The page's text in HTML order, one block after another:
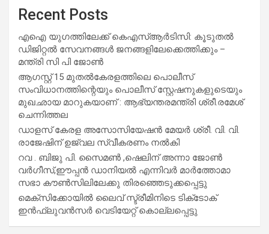
Recent Posts
എഐ യുഗത്തിലേക്ക് കെഎസ്ആർടിസി: കൂടുതൽ
ഡിജിറ്റൽ സേവനങ്ങൾ ജനങ്ങളിലേക്കെത്തിക്കും –
മന്ത്രി സി പി ജോൺ
ആഗസ്റ്റ് 15 മുതല്‍കേരളത്തിലെ പൊലീസ്
സംവിധാനത്തിന്റെയും പൊലീസ് സ്റ്റേഷനുകളുടെയും
മുഖഛായ മാറുകയാണ് : ആഭ്യന്തരമന്ത്രി ശ്രീ.രമേശ്
ചെന്നിത്തല
ഡാളസ് കേരള അസോസിയേഷൻ മേയർ ശ്രീ. വി. വി.
രാജേഷിന് ഉജ്വല സ്വീകരണം നൽകി
റവ . ബിജു പി. സൈമൺ ,ഷെലിന് അന്നാ ജോൺ
വർഗീസ്,ഈപ്പൻ ഡാനിയൽ എന്നിവർ മാർത്തോമാ
സഭാ കൗൺസിലിലേക്കു തിരഞ്ഞെടുക്കപ്പെട്ടു
മെക്സിക്കോയിൽ ലൈവ് സ്ട്രീമിനിടെ ടിക്‌ടോക്
ഇൻഫ്ലുവൻസർ വെടിയേറ്റ് കൊല്ലപ്പെട്ടു